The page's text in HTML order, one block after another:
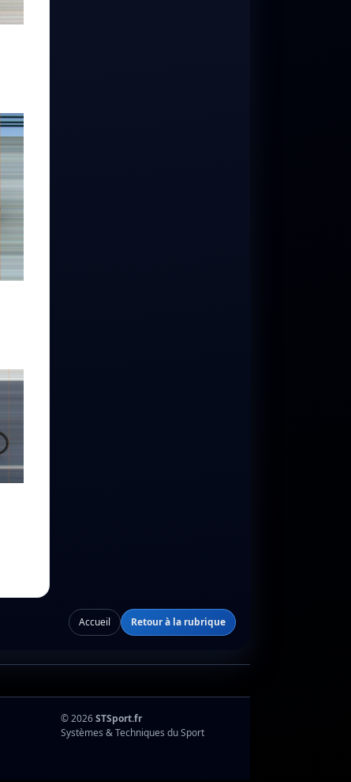
Accueil Retour à la rubrique
© 2026STSport.fr
Systèmes & Techniques du Sport